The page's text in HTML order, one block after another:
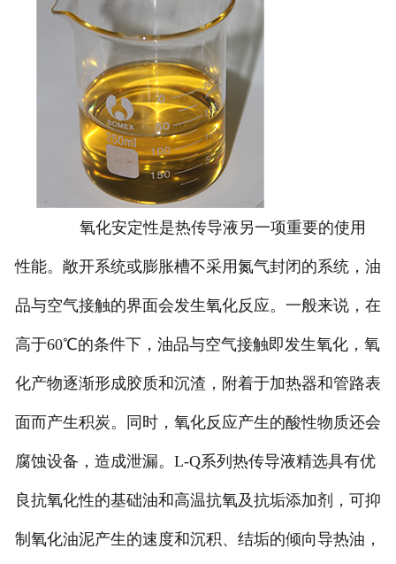
氧化安定性是热传导液另一项重要的使用
性能。敞开系统或膨胀槽不采用氮气封闭的系统，油
品与空气接触的界面会发生氧化反应。一般来说，在
高于60℃的条件下，油品与空气接触即发生氧化，氧
化产物逐渐形成胶质和沉渣，附着于加热器和管路表
面而产生积炭。同时，氧化反应产生的酸性物质还会
腐蚀设备，造成泄漏。L-Q系列热传导液精选具有优
良抗氧化性的基础油和高温抗氧及抗垢添加剂，可抑
制氧化油泥产生的速度和沉积、结垢的倾向导热油，